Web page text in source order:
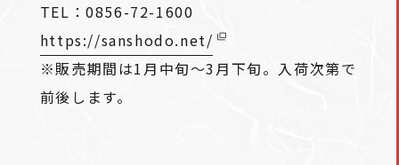
TEL：0856-72-1600
https://sanshodo.net/
※販売期間は1月中旬～3月下旬。入荷次第で
前後します。